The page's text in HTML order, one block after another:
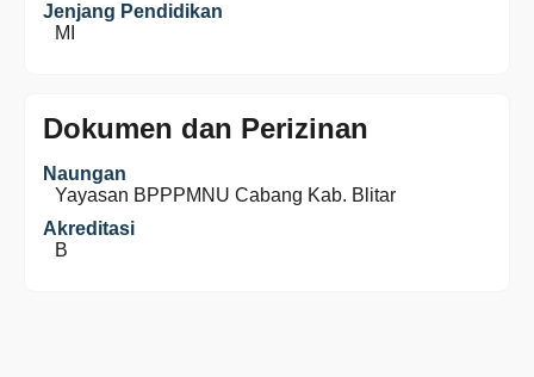
Jenjang Pendidikan
MI
Dokumen dan Perizinan
Naungan
Yayasan BPPPMNU Cabang Kab. Blitar
Akreditasi
B